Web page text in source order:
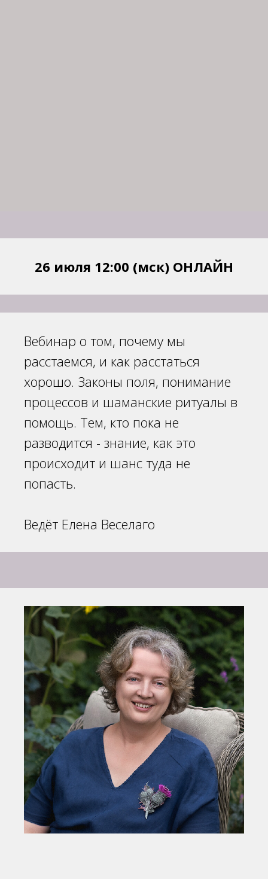
26 июля 12:00 (мск) ОНЛАЙН
Вебинар о том, почему мы
расстаемся, и как расстаться
хорошо. Законы поля, понимание
процессов и шаманские ритуалы в
помощь. Тем, кто пока не
разводится - знание, как это
происходит и шанс туда не
попасть.
Ведёт Елена Веселаго